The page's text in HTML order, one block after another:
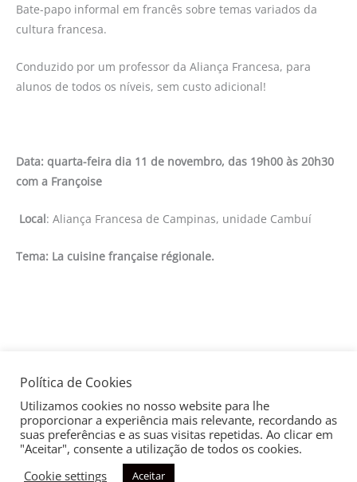
Bate-papo informal em francês sobre temas variados da
cultura francesa.
Conduzido por um professor da Aliança Francesa, para
alunos de todos os níveis, sem custo adicional!
Data: quarta-feira dia 11 de novembro, das 19h00 às 20h30
com a Françoise
Local: Aliança Francesa de Campinas, unidade Cambuí
Tema: La cuisine française régionale.
←Post anterior
Copyright © 2026 Aliança Francesa de Campinas
Política de Cookies
Utilizamos cookies no nosso website para lhe
proporcionar a experiência mais relevante, recordando as
suas preferências e as suas visitas repetidas. Ao clicar em
"Aceitar", consente a utilização de todos os cookies.
Cookie settings
Aceitar